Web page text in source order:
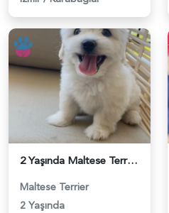
2 Yaşında Maltese Terrier Köpeğime Eş Arıyorum - 118983912
Maltese Terrier
2 Yaşında